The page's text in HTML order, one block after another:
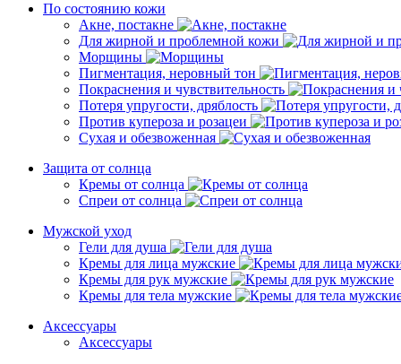
По состоянию кожи
Акне, постакне
Для жирной и проблемной кожи
Морщины
Пигментация, неровный тон
Покраснения и чувствительность
Потеря упругости, дряблость
Против купероза и розацеи
Сухая и обезвоженная
Защита от солнца
Кремы от солнца
Спреи от солнца
Мужской уход
Гели для душа
Кремы для лица мужские
Кремы для рук мужские
Кремы для тела мужские
Аксессуары
Аксессуары